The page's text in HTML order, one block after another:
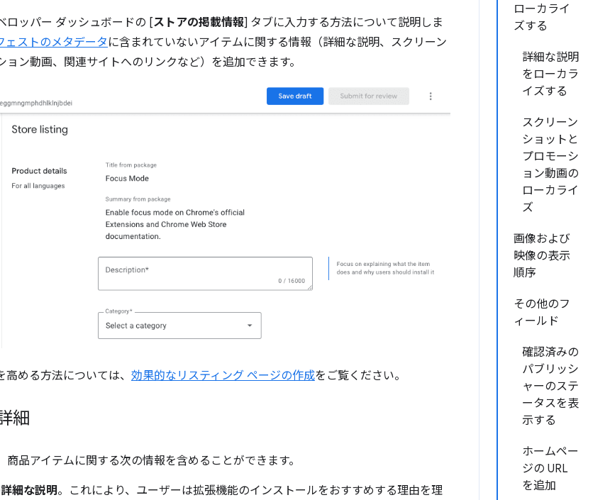
ローカライ
ズする
詳細な説明
をローカラ
イズする
スクリーン
ショットと
プロモーシ
ョン動画の
ローカライ
ズ
画像および
映像の表示
順序
その他のフ
ィールド
確認済みの
パブリッシ
ャーのステ
ータスを表
示する
ホームペー
ジの URL
を追加
ロッパー ダッシュボードの [ストアの掲載情報] タブに入力する方法について説明しま
ェストのメタデータ に含まれていないアイテムに関する情報（詳細な説明、スクリーン
ョン動画、関連サイトへのリンクなど）を追加できます。
める方法については、 効果的なリスティング ページの作成をご覧ください。
細
商品アイテムに関する次の情報を含めることができます。
詳細な説明。これにより、ユーザーは拡張機能のインストールをおすすめする理由を理